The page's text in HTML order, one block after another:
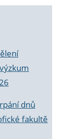
dnů
fakultě